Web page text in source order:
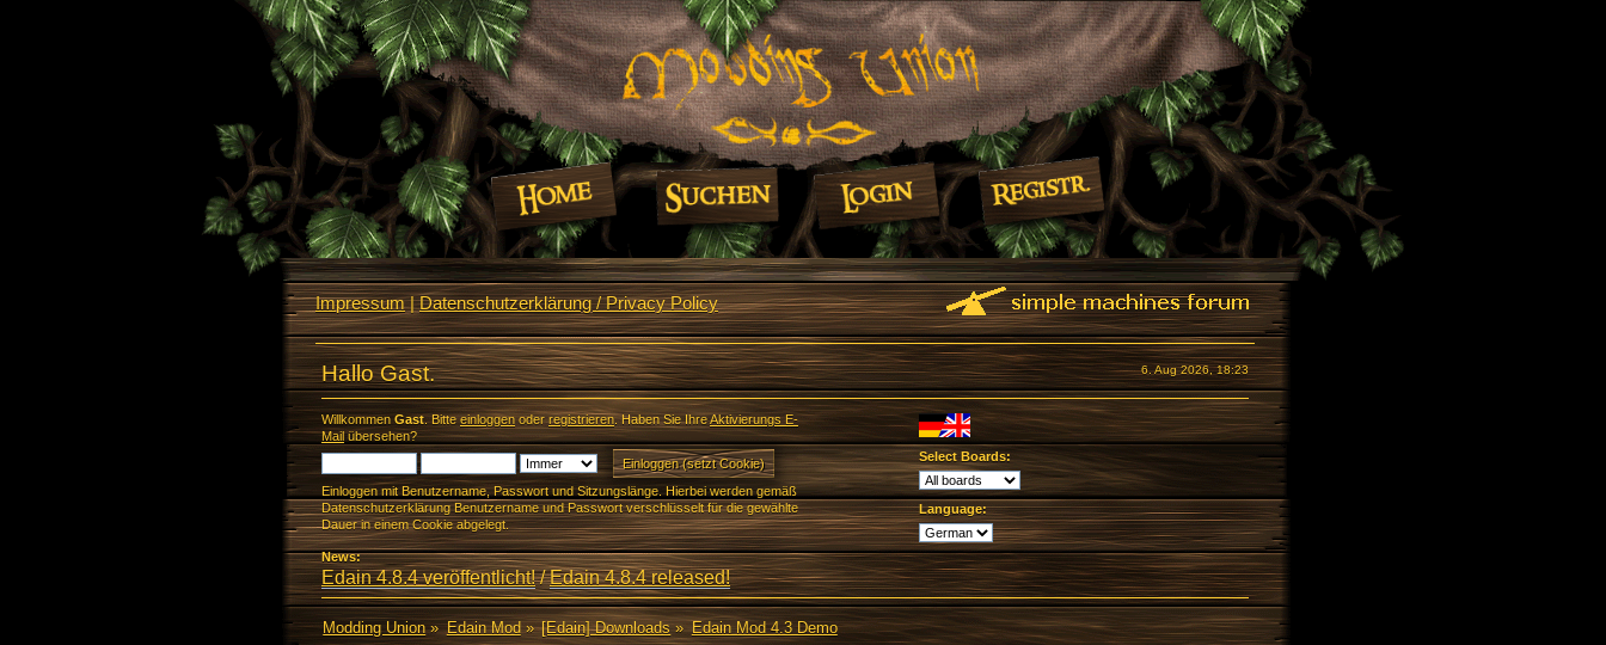
Impressum|Datenschutzerklärung / Privacy Policy
6. Aug 2026, 18:23
Hallo Gast.
Willkommen Gast. Bitte einloggenoderregistrieren. Haben Sie IhreAktivierungs E-
Mailübersehen?
Einloggen mit Benutzername, Passwort und Sitzungslänge. Hierbei werden gemäß
Datenschutzerklärung Benutzername und Passwort verschlüsselt für die gewählte
Dauer in einem Cookie abgelegt.
Select Boards:
Language:
News:
Edain 4.8.4 veröffentlicht!/Edain 4.8.4 released!
Modding Union» Edain Mod» [Edain] Downloads» Edain Mod 4.3 Demo